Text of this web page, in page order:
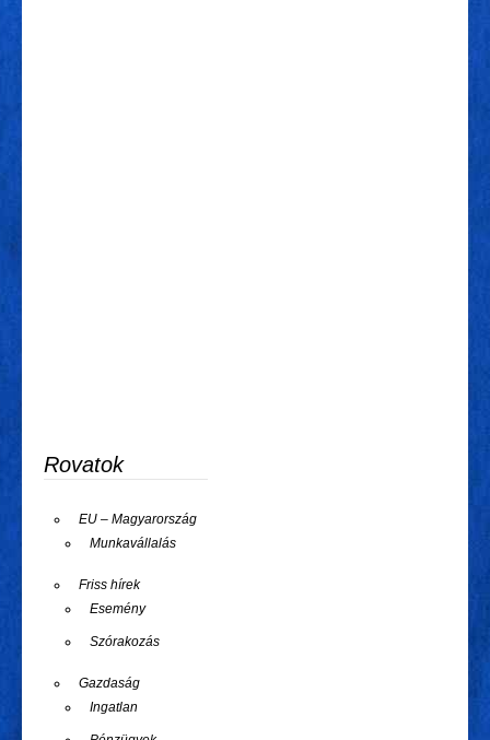
Rovatok
EU – Magyarország
Munkavállalás
Friss hírek
Esemény
Szórakozás
Gazdaság
Ingatlan